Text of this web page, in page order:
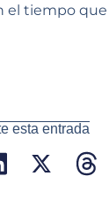
el tiempo
esta entrada